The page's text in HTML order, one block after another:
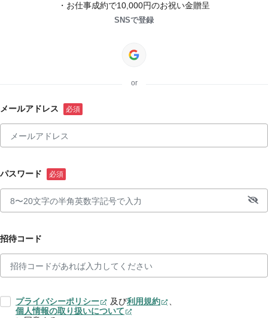
・お仕事成約で10,000円のお祝い金贈呈
SNSで登録
or
メールアドレス
パスワード
招待コード
プライバシーポリシー 及び利用規約
、
個人情報の取り扱いについて